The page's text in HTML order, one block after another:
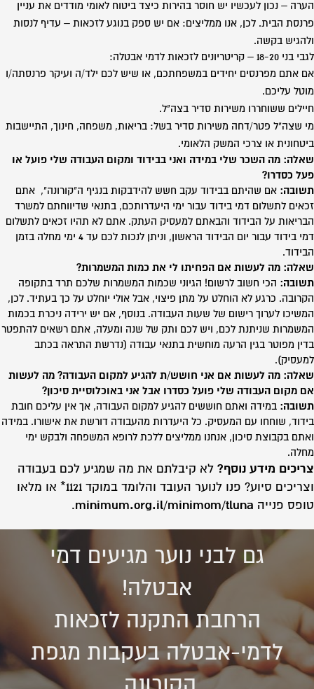
הערה – נכון לעכשיו יש חוסר בהירות כיצד ביטוח לאומי מודדים את עניין
פרנסת הבית. לכן, אנו ממליצים: אם יש ספק בנוגע לזכאות – עדיף לנסות
ולהגיש בקשה.
לגבי בני 18-20 – קריטריונים לזכאות לדמי אבטלה:
אם אתם מפרנסים יחידים במשפחתכם, או שיש לכם ילד/ה ועיקר פרנסתה/ו
מוטל עליכם.
חיילים ששוחררו משירות סדיר בצה"ל.
מי שצה"ל פטר/דחה משירות סדיר בשל: בריאות, משפחה, חינוך, התיישבות
ביטחונית או צרכי המשק הלאומי.
שאלה: מה השכר שלי במידה ואני בבידוד ומקום העבודה שלי פועל או
פעל כסדרו?
תשובה: אם שהיתם בבידוד עקב חשש להידבקות בנגיף ה"קורונה", אתם
זכאים לתשלום דמי בידוד עבור ימי היעדרותכם, בתנאי שדיווחתם למשרד
הבריאות על הבידוד והבאתם למעסיק העתק. אתם לא תהיו זכאים לתשלום
דמי בידוד עבור יום הבידוד הראשון, וניתן לנכות לכם עד 4 ימי מחלה בזמן
הבידוד.
שאלה: מה לעשות אם הפחיתו לי את כמות המשמרות?
תשובה: הכי חשוב לרשום! הגיוני שכמות המשמרות שלכם תרד בתקופה
הקרובה. כרגע לא הוחלט על מתן פיצוי, אבל אולי יוחלט על כך בעתיד. לכן,
המשיכו לערוך רישום של שעות העבודה. בנוסף, אם יש ירידה ניכרת בכמות
המשמרות שניתנת לכם, ויש לכם ותק של שנה ומעלה, אתם רשאים להתפטר
בדין מפוטר בגין הרעה מוחשית בתנאי עבודה (נדרשת התראה בכתב
למעסיק).
שאלה: מה לעשות אם אני חושש/ת להגיע למקום העבודה? מה לעשות
אם מקום העבודה שלי פועל כסדרו אבל אני באוכלוסיית סיכון?
תשובה: במידה ואתם חוששים להגיע למקום העבודה, אך אין עליכם חובת
בידוד, שוחחו עם המעסיק. כל היעדרות מהעבודה דורשת את אישורו. במידה
ואתם בקבוצת סיכון, אנחנו ממליצים ללכת לרופא המשפחה ולבקש ימי
מחלה.
צריכים מידע נוסף? לא קיבלתם את מה שמגיע לכם בעבודה
וצריכים סיוע? פנו לנוער העובד והלומד במוקד 1121* או מלאו
טופס פנייה minimum.org.il/minimom/tluna
.
גם לבני נוער מגיעים דמי
אבטלה!
הרחבת התקנה לזכאות
לדמי-אבטלה בעקבות מגפת